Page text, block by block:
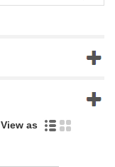
View as